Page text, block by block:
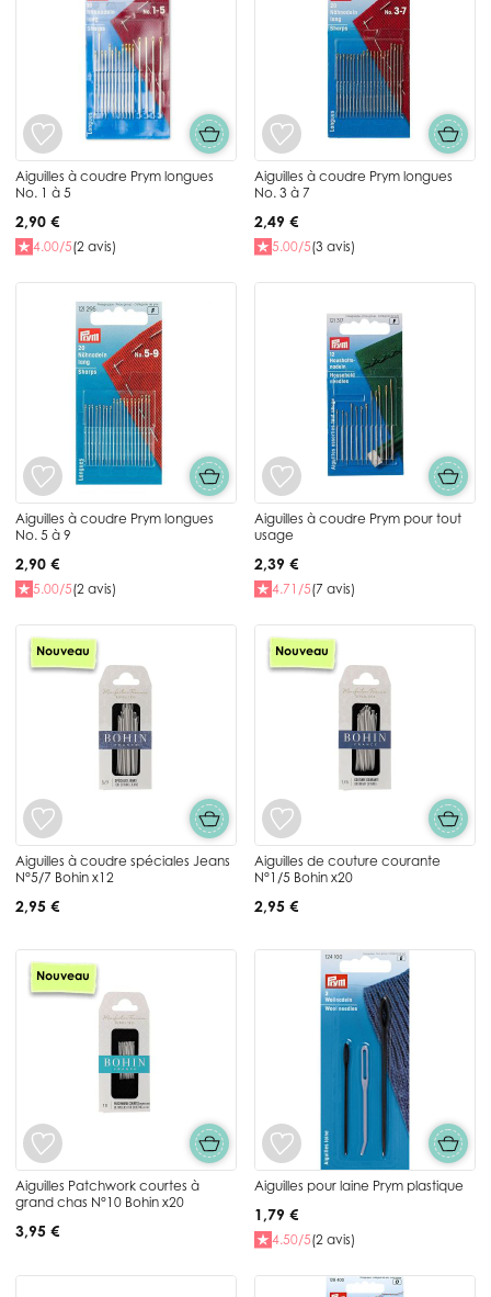
Aiguilles à coudre Prym longues
No. 1 à 5
2,90 €
4.00/5(2 avis)
Aiguilles à coudre Prym longues
No. 3 à 7
2,49 €
5.00/5(3 avis)
Aiguilles à coudre Prym longues
No. 5 à 9
2,90 €
5.00/5(2 avis)
Aiguilles à coudre Prym pour tout
usage
2,39 €
4.71/5(7 avis)
Nouveau
Aiguilles à coudre spéciales Jeans
N°5/7 Bohin x12
2,95 €
Nouveau
Aiguilles de couture courante
N°1/5 Bohin x20
2,95 €
Nouveau
Aiguilles Patchwork courtes à
grand chas N°10 Bohin x20
3,95 €
Aiguilles pour laine Prym plastique
1,79 €
4.50/5(2 avis)